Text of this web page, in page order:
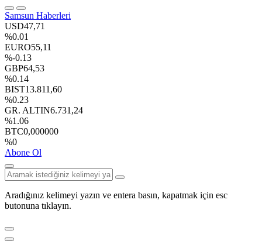
Samsun Haberleri
USD47,71
%0.01
EURO55,11
%-0.13
GBP64,53
%0.14
BIST13.811,60
%0.23
GR. ALTIN6.731,24
%1.06
BTC0,000000
%0
Abone Ol
Aradığınız kelimeyi yazın ve entera basın, kapatmak için esc
butonuna tıklayın.